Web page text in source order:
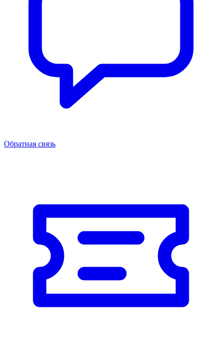
Обратная связь